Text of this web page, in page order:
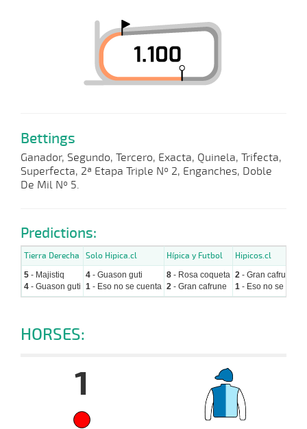
Bettings
Ganador, Segundo, Tercero, Exacta, Quinela, Trifecta,
Superfecta, 2ª Etapa Triple Nº 2, Enganches, Doble
De Mil Nº 5.
Predictions:
Tierra Derecha Solo Hipica.cl Hípica y Futbol Hipicos.cl
5 - Majistiq
4 - Guason guti
4 - Guason guti
1 - Eso no se cuenta
8 - Rosa coqueta
2 - Gran cafrune
2 - Gran cafrune
1 - Eso no se
HORSES:
1